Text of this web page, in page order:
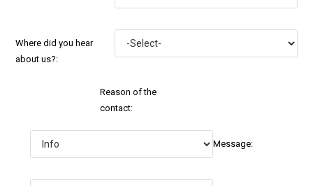
Where did you hear
about us?:
Reason of the
contact:
Message: